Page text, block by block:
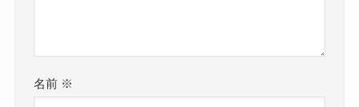
名前 ※